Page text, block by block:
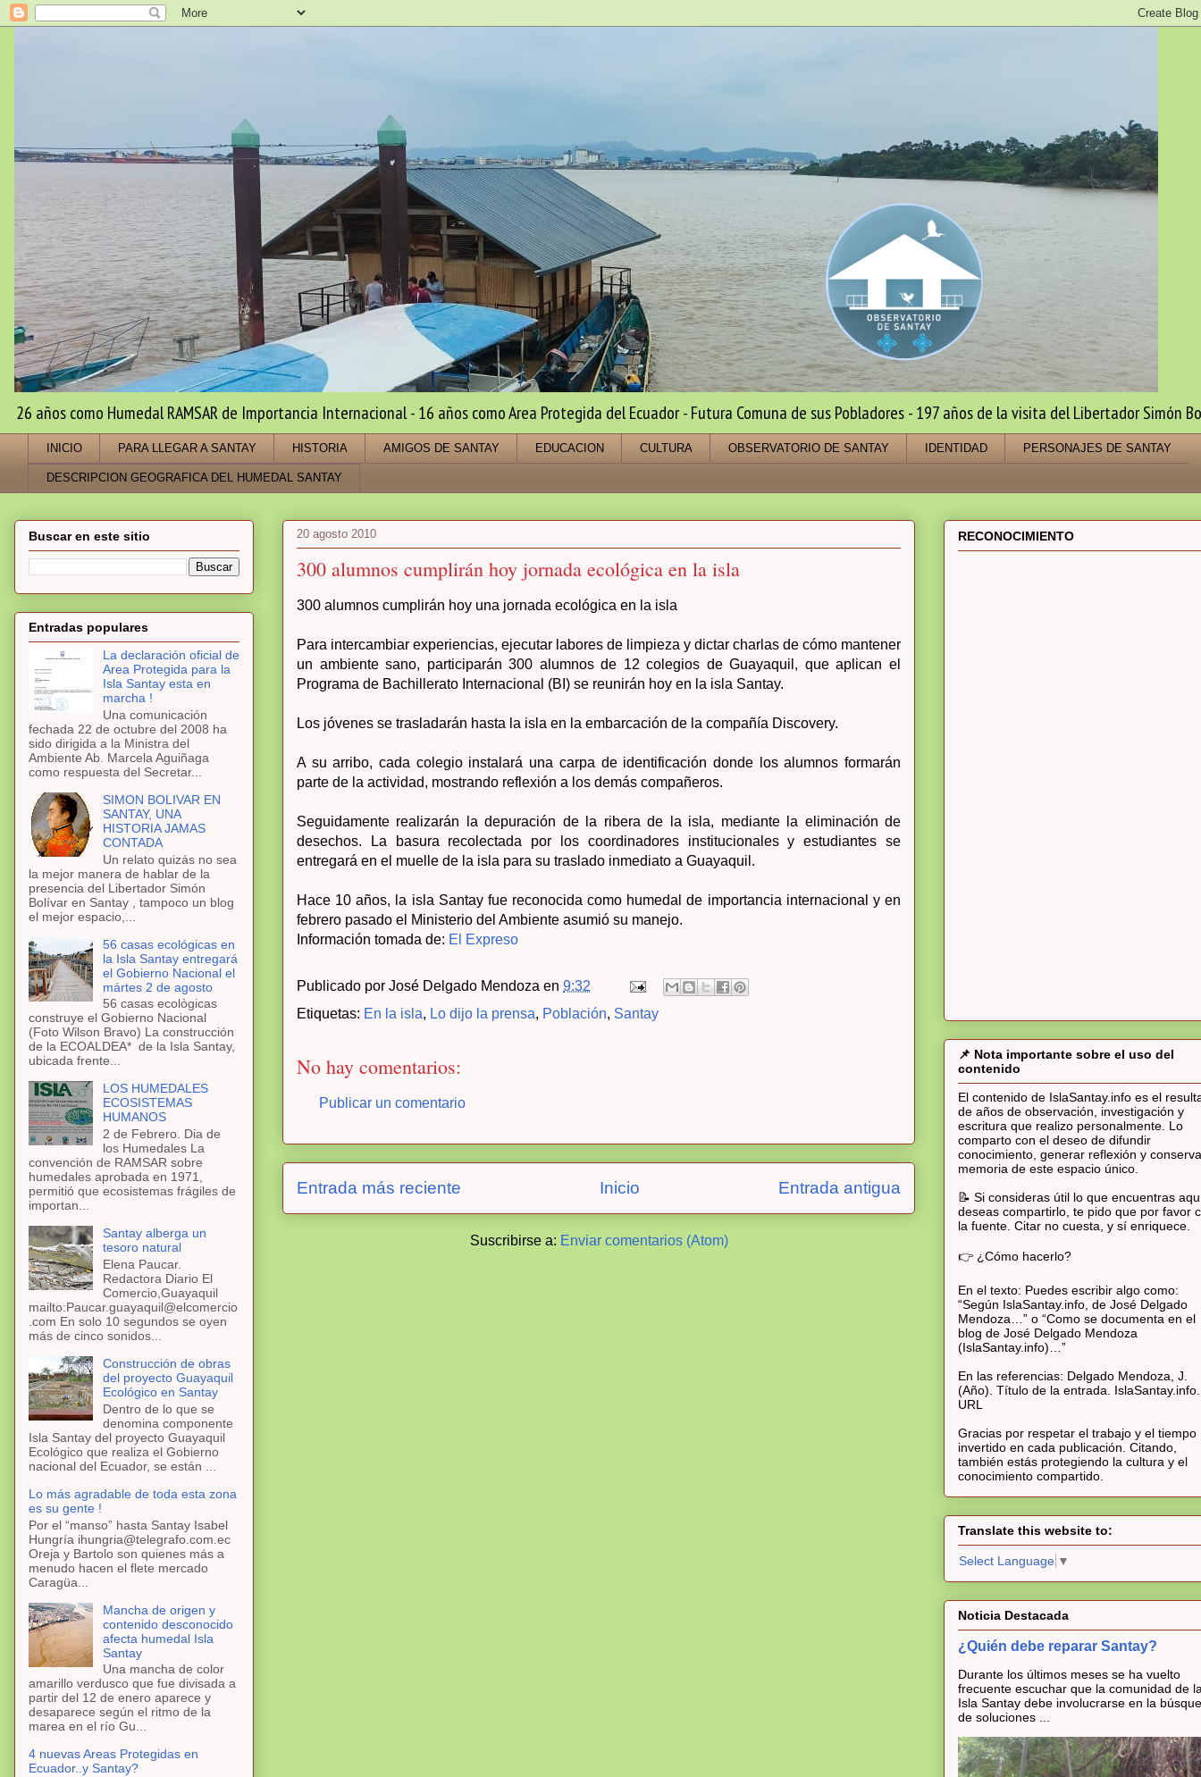
26 años como Humedal RAMSAR de Importancia Internacional - 16 años como Area Protegida del Ecuador - Futura Comuna de sus Pobladores - 197 años de la visita del Libertador Simón
INICIO PARA LLEGAR A SANTAY HISTORIA AMIGOS DE SANTAY EDUCACION CULTURA OBSERVATORIO DE SANTAY IDENTIDAD PERSONAJES DE SANTAY
DESCRIPCION GEOGRAFICA DEL HUMEDAL SANTAY
20 agosto 2010
300 alumnos cumplirán hoy jornada ecológica en la isla
300 alumnos cumplirán hoy una jornada ecológica en la isla
Para intercambiar experiencias, ejecutar labores de limpieza y dictar charlas de cómo mantener
un ambiente sano, participarán 300 alumnos de 12 colegios de Guayaquil, que aplican el
Programa de Bachillerato Internacional (BI) se reunirán hoy en la isla Santay.
Los jóvenes se trasladarán hasta la isla en la embarcación de la compañía Discovery.
A su arribo, cada colegio instalará una carpa de identificación donde los alumnos formarán
parte de la actividad, mostrando reflexión a los demás compañeros.
Seguidamente realizarán la depuración de la ribera de la isla, mediante la eliminación de
desechos. La basura recolectada por los coordinadores institucionales y estudiantes se
entregará en el muelle de la isla para su traslado inmediato a Guayaquil.
Hace 10 años, la isla Santay fue reconocida como humedal de importancia internacional y en
febrero pasado el Ministerio del Ambiente asumió su manejo.
Información tomada de: El Expreso
Publicado por José Delgado Mendoza en 9:32
Etiquetas: En la isla, Lo dijo la prensa, Población, Santay
No hay comentarios:
Publicar un comentario
Entrada más reciente Entrada antigua
Inicio
Suscribirse a: Enviar comentarios (Atom)
Buscar en este sitio
Entradas populares
La declaración oficial de
Area Protegida para la
Isla Santay esta en
marcha !
Una comunicación
fechada 22 de octubre del 2008 ha
sido dirigida a la Ministra del
Ambiente Ab. Marcela Aguiñaga
como respuesta del Secretar...
SIMON BOLIVAR EN
SANTAY, UNA
HISTORIA JAMAS
CONTADA
Un relato quizás no sea
la mejor manera de hablar de la
presencia del Libertador Simón
Bolívar en Santay , tampoco un blog
el mejor espacio,...
56 casas ecológicas en
la Isla Santay entregará
el Gobierno Nacional el
mártes 2 de agosto
56 casas ecològicas
construye el Gobierno Nacional
(Foto Wilson Bravo) La construcción
de la ECOALDEA* de la Isla Santay,
ubicada frente...
LOS HUMEDALES
ECOSISTEMAS
HUMANOS
2 de Febrero. Dia de
los Humedales La
convención de RAMSAR sobre
humedales aprobada en 1971,
permitió que ecosistemas frágiles de
importan...
Santay alberga un
tesoro natural
Elena Paucar.
Redactora Diario El
Comercio,Guayaquil
mailto:Paucar.guayaquil@elcomercio
.com En solo 10 segundos se oyen
más de cinco sonidos...
Construcción de obras
del proyecto Guayaquil
Ecológico en Santay
Dentro de lo que se
denomina componente
Isla Santay del proyecto Guayaquil
Ecológico que realiza el Gobierno
nacional del Ecuador, se están ...
Lo más agradable de toda esta zona
es su gente !
Por el “manso” hasta Santay Isabel
Hungría ihungria@telegrafo.com.ec
Oreja y Bartolo son quienes más a
menudo hacen el flete mercado
Caragüa...
Mancha de origen y
contenido desconocido
afecta humedal Isla
Santay
Una mancha de color
amarillo verdusco que fue divisada a
partir del 12 de enero aparece y
desaparece según el ritmo de la
marea en el río Gu...
4 nuevas Areas Protegidas en
Ecuador..y Santay?
RECONOCIMIENTO
📌 Nota importante sobre el uso del
contenido
El contenido de IslaSantay.info es el
de años de observación, investigación y
escritura que realizo personalmente. Lo
comparto con el deseo de difundir
conocimiento, generar reflexión y
memoria de este espacio único.
📝 Si consideras útil lo que encuentras
deseas compartirlo, te pido que por favor
la fuente. Citar no cuesta, y sí enriquece.
👉 ¿Cómo hacerlo?
En el texto: Puedes escribir algo como:
“Según IslaSantay.info, de José Delgado
Mendoza…” o “Como se documenta en el
blog de José Delgado Mendoza
(IslaSantay.info)…”
En las referencias: Delgado Mendoza, J.
(Año). Título de la entrada.
URL
Gracias por respetar el trabajo y el tiempo
invertido en cada publicación. Citando,
también estás protegiendo la cultura y el
conocimiento compartido.
Translate this website to:
Select Language ▼
Noticia Destacada
¿Quién debe reparar Santay?
Durante los últimos meses se ha vuelto
frecuente escuchar que la comunidad de
Isla Santay debe involucrarse en la
de soluciones ...